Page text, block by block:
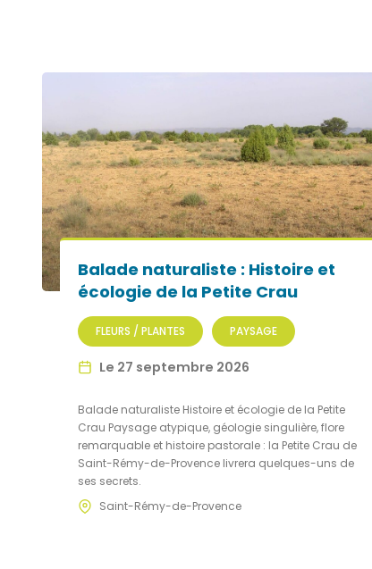
Balade naturaliste : Histoire et
écologie de la Petite Crau
FLEURS / PLANTES PAYSAGE
Le 27 septembre 2026
Balade naturaliste Histoire et écologie de la Petite
Crau Paysage atypique, géologie singulière, flore
remarquable et histoire pastorale : la Petite Crau de
Saint-Rémy-de-Provence livrera quelques-uns de
ses secrets.
Saint-Rémy-de-Provence